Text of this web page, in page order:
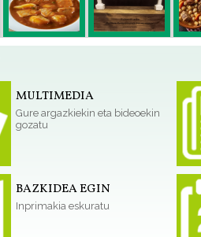
MULTIMEDIA
Gure argazkiekin eta bideoekin
gozatu
BAZKIDEA EGIN
Inprimakia eskuratu